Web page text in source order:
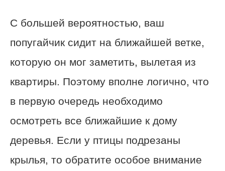
С большей вероятностью, ваш
попугайчик сидит на ближайшей ветке,
которую он мог заметить, вылетая из
квартиры. Поэтому вполне логично, что
в первую очередь необходимо
осмотреть все ближайшие к дому
деревья. Если у птицы подрезаны
крылья, то обратите особое внимание